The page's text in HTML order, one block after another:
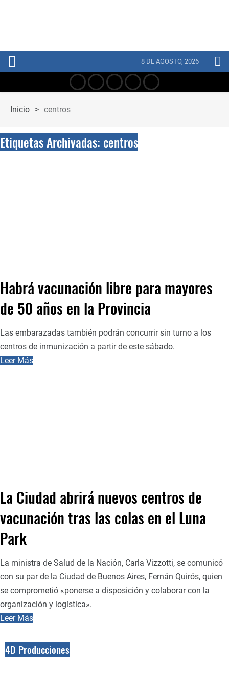
8 DE AGOSTO, 2026
Inicio > centros
Etiquetas Archivadas: centros
Habrá vacunación libre para mayores
de 50 años en la Provincia
Las embarazadas también podrán concurrir sin turno a los
centros de inmunización a partir de este sábado.
Leer Más
La Ciudad abrirá nuevos centros de
vacunación tras las colas en el Luna
Park
La ministra de Salud de la Nación, Carla Vizzotti, se comunicó
con su par de la Ciudad de Buenos Aires, Fernán Quirós, quien
se comprometió «ponerse a disposición y colaborar con la
organización y logística».
Leer Más
4D Producciones